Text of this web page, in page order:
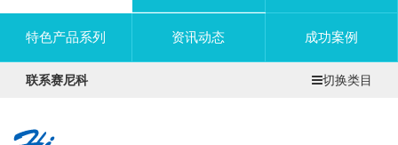
特色产品系列 资讯动态 成功案例
联系赛尼科 切换类目